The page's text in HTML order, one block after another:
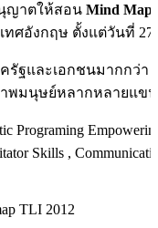
ญาตให้สอน Mind
เทศอังกฤษ ตั้งแต่วันที่
และเอกชนมากกว่า
พมนุษย์หลากหลายแข
Programing
Skills ,